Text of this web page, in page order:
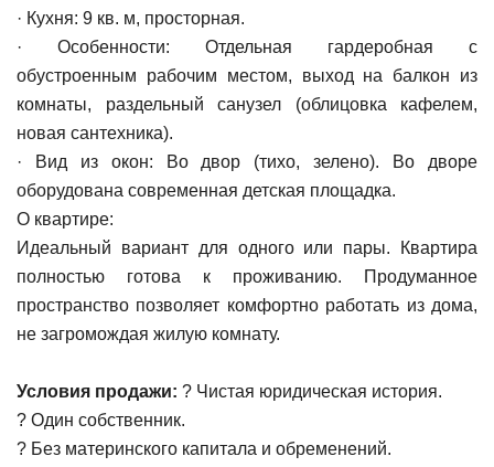
· Кухня: 9 кв. м, просторная.
· Особенности: Отдельная гардеробная с
обустроенным рабочим местом, выход на балкон из
комнаты, раздельный санузел (облицовка кафелем,
новая сантехника).
· Вид из окон: Во двор (тихо, зелено). Во дворе
оборудована современная детская площадка.
О квартире:
Идеальный вариант для одного или пары. Квартира
полностью готова к проживанию. Продуманное
пространство позволяет комфортно работать из дома,
не загромождая жилую комнату.
Условия продажи: ? Чистая юридическая история.
? Один собственник.
? Без материнского капитала и обременений.